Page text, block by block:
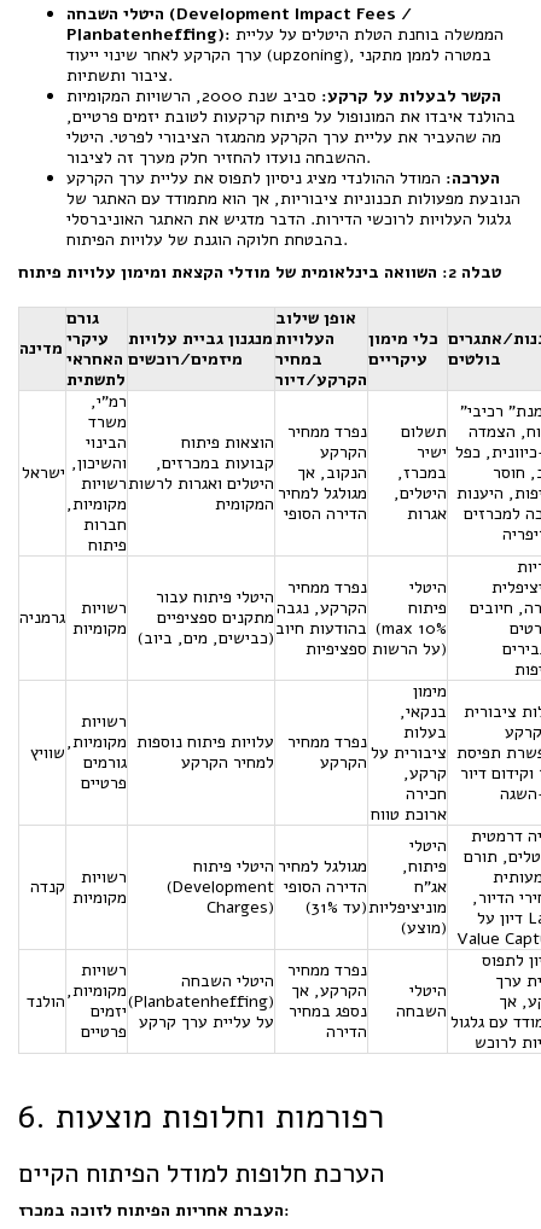
היטלי השבחה (Development Impact Fees /
Planbatenheffing):
ערך הקרקע לאחר שינוי ייעוד (upzoning), במטרה לממן מתקני
ציבור ותשתיות.
הקשר לבעלות על קרקע:
סביב שנת 2000, הרשויות המקומיות
בהולנד איבדו את המונופול על פיתוח קרקעות לטובת יזמים פרטיים,
מה שהעביר את עליית ערך הקרקע מהמגזר הציבורי לפרטי. היטלי
ההשבחה נועדו להחזיר חלק מערך זה לציבור.
הערכה: המודל ההולנדי מציג ניסיון לתפוס את עליית ערך הקרקע
הנובעת מפעולות תכנוניות ציבוריות, אך הוא מתמודד עם האתגר של
גלגול העלויות לרוכשי הדירות. הדבר מדגיש את האתגר האוניברסלי
בהבטחת חלוקה הוגנת של עלויות הפיתוח.
טבלה 2: השוואה בינלאומית של מודלי הקצאת ומימון עלויות פיתוח
מדינה
גורם
עיקרי
האחראי
לתשתית
מנגנון גביית עלויות
מיזמים/רוכשים
אופן שילוב
העלויות
במחיר
הקרקע/דיור
כלי מימון
עיקריים
אתגרים
בולטים
ישראל
רמ"י,
משרד
הבינוי
והשיכון,
רשויות
מקומיות,
חברות
פיתוח
הוצאות פיתוח
קבועות במכרזים,
היטלים ואגרות לרשות
המקומית
נפרד ממחיר
הקרקע
הנקוב, אך
מגולגל למחיר
הדירה הסופי
תשלום
ישיר
במכרז,
היטלים,
אגרות
"השמנת" רכיבי
הצמדה
כפל
חוסר
היענות
למכרזים
גרמניה
רשויות
מקומיות
היטלי פיתוח עבור
מתקנים ספציפיים
(כבישים, מים, ביוב)
נפרד ממחיר
הקרקע, נגבה
בהודעות חיוב
ספציפיות
היטלי
פיתוח
(max 10%
על הרשות)
חיובים
שוויץ
רשויות
מקומיות,
גורמים
פרטיים
עלויות פיתוח נוספות
למחיר הקרקע
נפרד ממחיר
הקרקע
מימון
בנקאי,
בעלות
ציבורית על
קרקע,
חכירה
ארוכת טווח
ציבורית
תפיסת
דיור
קנדה
רשויות
מקומיות
היטלי פיתוח
(Development
Charges)
מגולגל למחיר
הדירה הסופי
(עד 31%)
היטלי
פיתוח,
אג"ח
מוניציפליות
(מוצע)
דרמטית
תורם
הדיור,
דיון על Land
Value
הולנד
רשויות
מקומיות,
יזמים
פרטיים
היטלי השבחה
(Planbatenheffing)
על עליית ערך קרקע
נפרד ממחיר
הקרקע, אך
נספג במחיר
הדירה
היטלי
השבחה
לתפוס
ערך
אך
עם גלגול
לרוכש
6. רפורמות וחלופות מוצעות
הערכת חלופות למודל הפיתוח הקיים
העברת אחריות הפיתוח לזוכה במכרז: